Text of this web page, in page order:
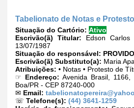
Tabelionato de Notas e
Situação do Cartório: Ativo
Escrivão(ã) Titular: Edson Carlos
13/07/1987
Situação do responsável: PROVIDO
Escrivão(ã) Substituto(a): Maria
Atribuições: • Notas • Protesto de
☞ Endereço: Avenida Brasil,
Boa/PR - CEP 87240-000
✉ Email:
☏ Telefone(s): (44) 3641-1259